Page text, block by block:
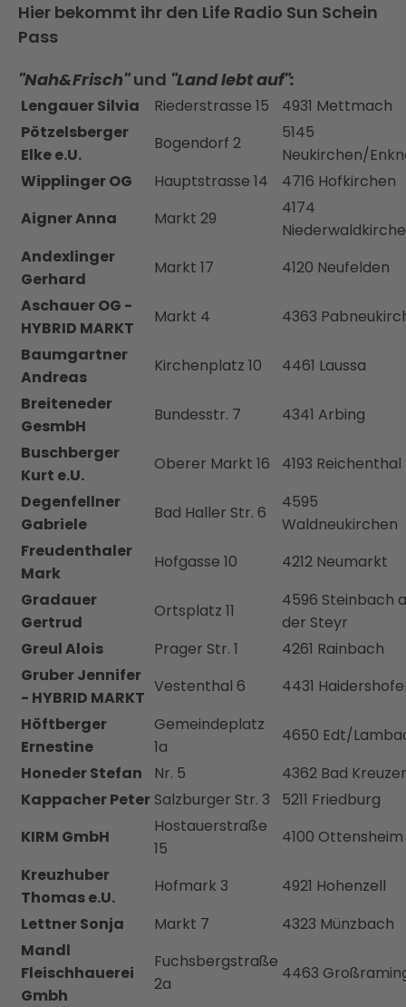
Hier bekommt ihr den Life Radio Sun Schein
Pass
"Nah&Frisch"und "Land lebt auf":
Lengauer Silvia Riederstrasse 15
4931 Mettmach
Pötzelsberger
Elke e.U.
Bogendorf 2
5145
Neukirchen/
Wipplinger OG
Hauptstrasse 14
4716 Hofkirchen
Aigner Anna
Markt 29
4174
Andexlinger
Gerhard
Markt 17
4120 Neufelden
Aschauer OG -
HYBRID MARKT
Markt 4
4363
Baumgartner
Andreas
Kirchenplatz 10
4461 Laussa
Breiteneder
GesmbH
Bundesstr. 7
4341 Arbing
Buschberger
Kurt e.U.
Oberer Markt 16
4193 Reichenthal
Degenfellner
Gabriele
Bad Haller Str. 6
4595
Waldneukirchen
Freudenthaler
Mark
Hofgasse 10
4212 Neumarkt
Gradauer
Gertrud
Ortsplatz 11
4596 Steinbach
der Steyr
Greul Alois
Prager Str. 1
4261 Rainbach
Gruber Jennifer
- HYBRID MARKT
Vestenthal 6
4431
Höftberger
Ernestine
Gemeindeplatz
1a
4650 Edt/
Honeder Stefan
Nr. 5
4362 Bad
Kappacher Peter Salzburger Str. 3
5211 Friedburg
KIRM GmbH
Hostauerstraße
15
4100 Ottensheim
Kreuzhuber
Thomas e.U.
Hofmark 3
4921 Hohenzell
Lettner Sonja
Markt 7
4323 Münzbach
Mandl
Fleischhauerei
Gmbh
Fuchsbergstraße
2a
4463